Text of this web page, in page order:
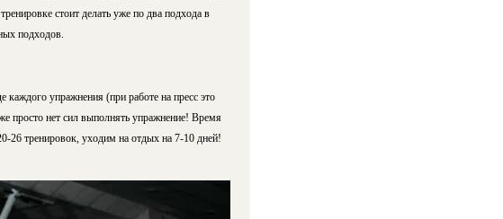
стоит делать уже по два подхода в
подходов.
упражнения (при работе на пресс это
просто нет сил выполнять упражнение! Время
26 тренировок, уходим на отдых на 7-10 дней!